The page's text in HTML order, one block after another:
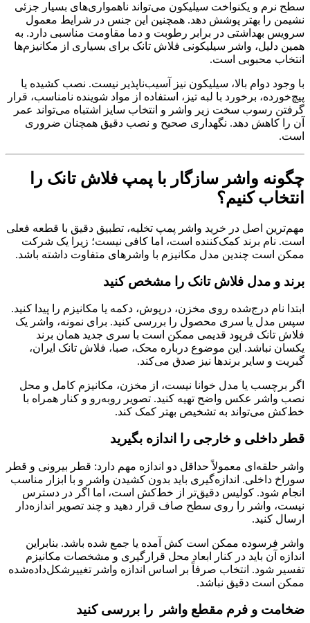
سطح نرم و یکنواخت سیلیکون می‌تواند ناهمواری‌های بسیار جزئی
نشیمن را بهتر پوشش دهد. همچنین این جنس در شرایط معمول
سرویس بهداشتی در برابر رطوبت و دما مقاومت مناسبی دارد. به
همین دلیل، واشر سیلیکونی فلاش تانک برای بسیاری از مکانیزم‌ها
انتخاب محبوبی است.
با وجود دوام بالا، سیلیکون نیز آسیب‌ناپذیر نیست. نصب کشیده یا
پیچ‌خورده، برخورد با لبه تیز، استفاده از مواد شوینده نامناسب، قرار
گرفتن رسوب سخت زیر واشر و انتخاب سایز اشتباه می‌تواند عمر
آن را کاهش دهد. نگهداری صحیح و نصب دقیق همچنان ضروری
است.
چگونه واشر سازگار با پمپ فلاش تانک را
انتخاب کنیم؟
مهم‌ترین اصل در خرید واشر پمپ تخلیه، تطبیق دقیق با قطعه فعلی
است. نام برند کمک‌کننده است، اما کافی نیست؛ زیرا یک شرکت
ممکن است چندین مدل مکانیزم با واشرهای متفاوت داشته باشد.
برند و مدل فلاش تانک را مشخص کنید
ابتدا نام درج‌شده روی مخزن، درپوش، دکمه یا مکانیزم را پیدا کنید.
سپس مدل یا سری محصول را بررسی کنید. برای نمونه، واشر یک
فلاش تانک فرپود قدیمی ممکن است با سری جدید همان برند
یکسان نباشد. این موضوع درباره محک، صبا، فلاش تانک ایران،
گبریت و سایر برندها نیز صدق می‌کند.
اگر برچسب یا مدل خوانا نیست، از مخزن، مکانیزم کامل و محل
نصب واشر عکس واضح تهیه کنید. تصویر روبه‌رو و کنار همراه با
خط‌کش می‌تواند به تشخیص بهتر کمک کند.
قطر داخلی و خارجی را اندازه بگیرید
واشر حلقه‌ای معمولاً حداقل دو اندازه مهم دارد: قطر بیرونی و قطر
سوراخ داخلی. اندازه‌گیری باید بدون کشیدن واشر و با ابزار مناسب
انجام شود. کولیس دقیق‌تر از خط‌کش است، اما اگر در دسترس
نیست، واشر را روی سطح صاف قرار دهید و چند تصویر اندازه‌دار
ارسال کنید.
واشر فرسوده ممکن است کش آمده یا جمع شده باشد. بنابراین
اندازه آن باید در کنار ابعاد محل قرارگیری و مشخصات مکانیزم
تفسیر شود. انتخاب صرفاً بر اساس اندازه واشر تغییرشکل‌داده‌شده
ممکن است دقیق نباشد.
ضخامت و فرم مقطع واشر را بررسی کنید